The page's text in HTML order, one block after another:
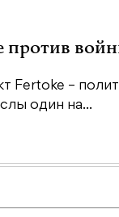
против
Fertoke –
один на...